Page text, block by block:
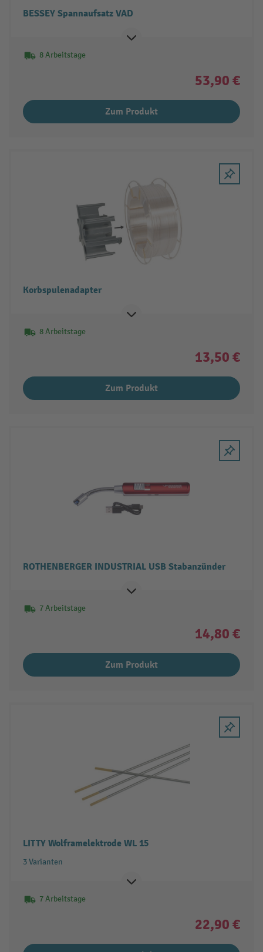
BESSEY Spannaufsatz VAD
8 Arbeitstage
53,90 €
Zum Produkt
Korbspulenadapter
8 Arbeitstage
13,50 €
Zum Produkt
ROTHENBERGER INDUSTRIAL USB Stabanzünder
7 Arbeitstage
14,80 €
Zum Produkt
LITTY Wolframelektrode WL 15
3 Varianten
7 Arbeitstage
22,90 €